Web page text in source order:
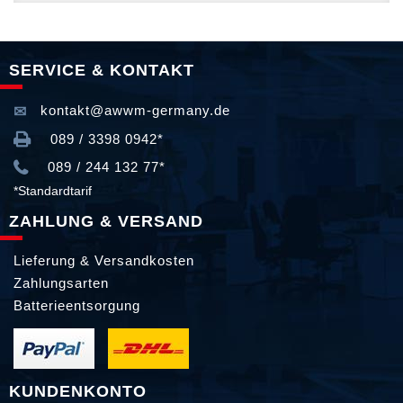
SERVICE & KONTAKT
kontakt@awwm-germany.de
089 / 3398 0942*
089 / 244 132 77*
*Standardtarif
ZAHLUNG & VERSAND
Lieferung & Versandkosten
Zahlungsarten
Batterieentsorgung
KUNDENKONTO